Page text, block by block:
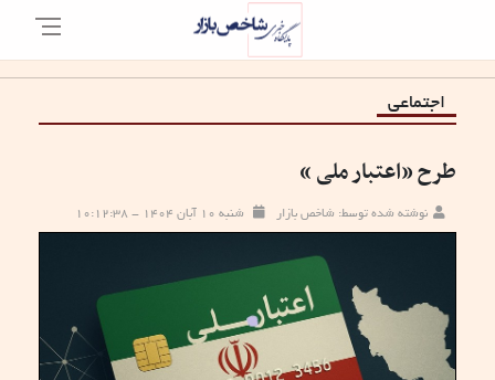
اجتماعی
طرح «اعتبار ملی »
نوشته شده توسط: شاخص بازار شنبه ۱۰ آبان ۱۴۰۴ - ۱۰:۱۲:۳۸